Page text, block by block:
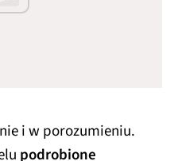
i w porozumieniu.
podrobione